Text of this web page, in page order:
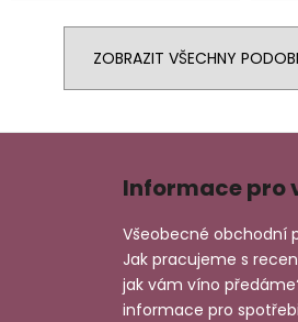
ZOBRAZIT VŠECHNY
Z
Informace pro
Všeobecné obchodní
Jak pracujeme s
jak vám víno
informace pro